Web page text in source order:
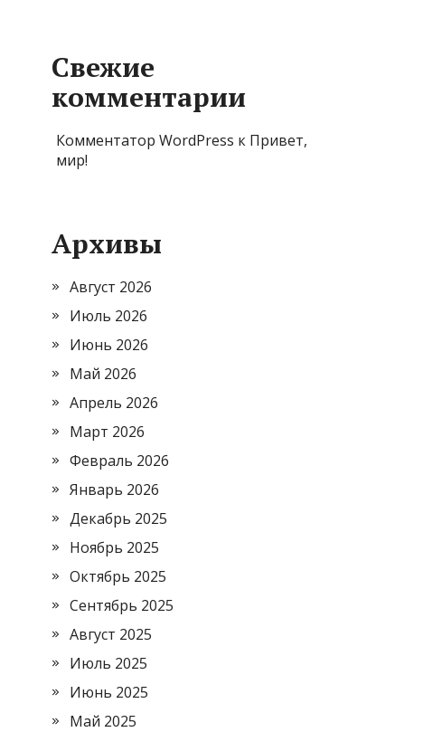
Свежие
комментарии
Комментатор WordPress к Привет,
мир!
Архивы
Август 2026
Июль 2026
Июнь 2026
Май 2026
Апрель 2026
Март 2026
Февраль 2026
Январь 2026
Декабрь 2025
Ноябрь 2025
Октябрь 2025
Сентябрь 2025
Август 2025
Июль 2025
Июнь 2025
Май 2025